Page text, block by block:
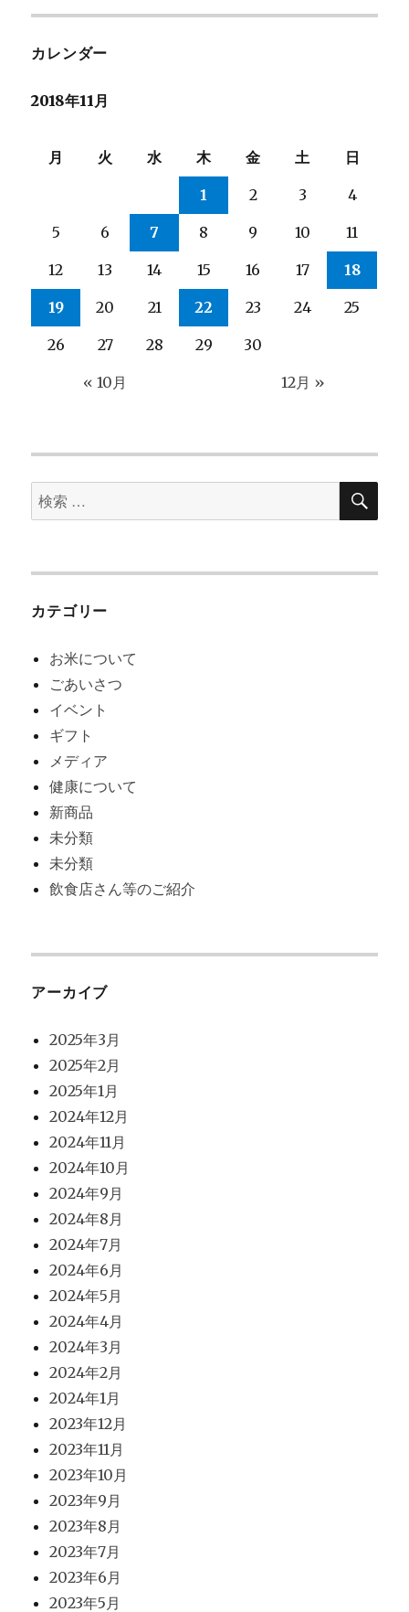
リ
カレンダー
2018年11月
月 火 水 木 金 土 日
« 10月 12月 »
1 2 3 4
5 6 7 8 9 10 11
12 13 14 15 16 17 18
19 20 21 22 23 24 25
26 27 28 29 30
検
索
象:
検
カテゴリー
お米について
ごあいさつ
イベント
ギフト
メディア
健康について
新商品
未分類
未分類
飲食店さん等のご紹介
アーカイブ
2025年3月
2025年2月
2025年1月
2024年12月
2024年11月
2024年10月
2024年9月
2024年8月
2024年7月
2024年6月
2024年5月
2024年4月
2024年3月
2024年2月
2024年1月
2023年12月
2023年11月
2023年10月
2023年9月
2023年8月
2023年7月
2023年6月
2023年5月